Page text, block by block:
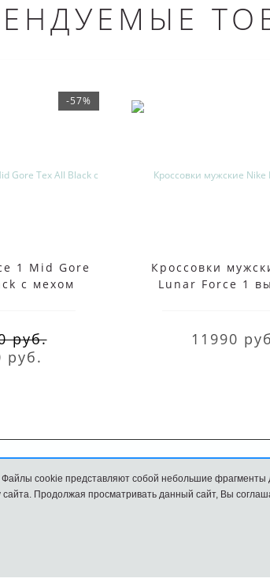
-57%
1 Mid Gore
с мехом
руб.
руб.
Кроссовки
Lunar Force 1
11990
и возврат Размеры
сайт НЕ является официальным сайтом Nike
cookie представляют собой небольшие
Продолжая просматривать данный сайт, Вы